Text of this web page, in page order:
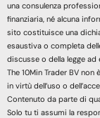
una consulenza
finanziaria, né alcuna
sito costituisce una
esaustiva o completa
discusse o della legge ad
The 10Min Trader BV non
in virtù dell’uso o
Contenuto da parte di
Solo tu ti assumi la